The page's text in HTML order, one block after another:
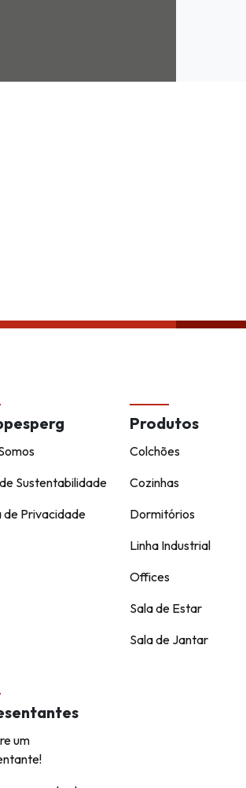
Sustentabilidade
de Privacidade
Produtos
Colchões
Cozinhas
Dormitórios
Linha Industrial
Offices
Sala de Estar
Sala de Jantar
um